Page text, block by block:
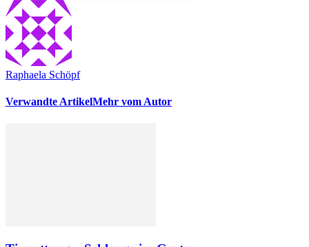
Raphaela Schöpf
Verwandte ArtikelMehr vom Autor